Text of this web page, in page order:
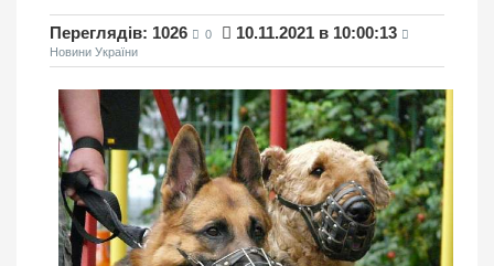
Переглядів: 1026 0 10.11.2021 в 10:00:13
Новини України